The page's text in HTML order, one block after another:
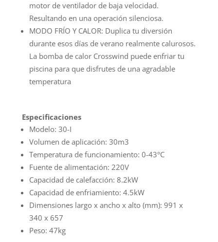
motor de ventilador de baja velocidad.
Resultando en una operación silenciosa.
MODO FRÍO Y CALOR: Duplica tu diversión
durante esos días de verano realmente calurosos.
La bomba de calor Crosswind puede enfriar tu
piscina para que disfrutes de una agradable
temperatura
Especificaciones
Modelo: 30-I
Volumen de aplicación: 30m3
Temperatura de funcionamiento: 0-43°C
Fuente de alimentación: 220V
Capacidad de calefacción: 8.2kW
Capacidad de enfriamiento: 4.5kW
Dimensiones largo x ancho x alto (mm): 991 x
340 x 657
Peso: 47kg